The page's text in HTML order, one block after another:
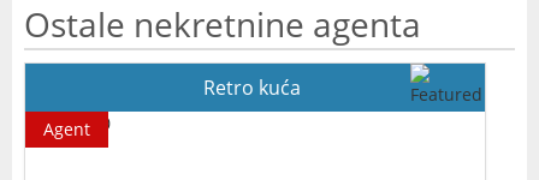
Ostale nekretnine agenta
Retro kuća
Agent